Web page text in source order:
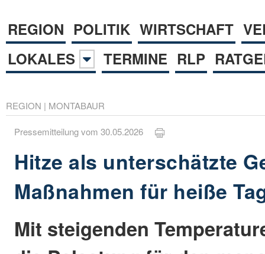
REGION POLITIK WIRTSCHAFT
LOKALES
TERMINE RLP
REGION | MONTABAUR
Pressemitteilung vom 30.05.2026
Hitze als unterschätzte
Maßnahmen für heiße
Mit steigenden